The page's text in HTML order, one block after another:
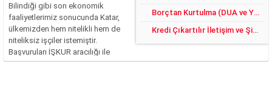
Bilindiği gibi son ekonomik
faaliyetlerimiz sonucunda Katar,
ülkemizden hem nitelikli hem de
niteliksiz işçiler istemiştir.
Başvuruları İŞKUR aracılığı ile
yapılan bu işler, ciddi şekilde
Borçtan Kurtulma (DUA ve YÖNTEMLER)
Kredi Çıkartılır İletişim ve Şikayet